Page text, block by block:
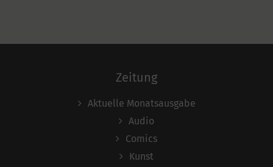
Zeitung
Aktuelle Monatsausgabe
Audio
Comics
Kunst